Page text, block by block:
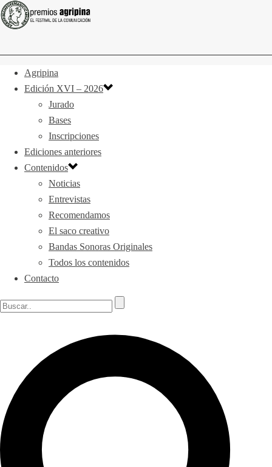
Agripina
Edición XVI – 2026
Jurado
Bases
Inscripciones
Ediciones anteriores
Contenidos
Noticias
Entrevistas
Recomendamos
El saco creativo
Bandas Sonoras Originales
Todos los contenidos
Contacto